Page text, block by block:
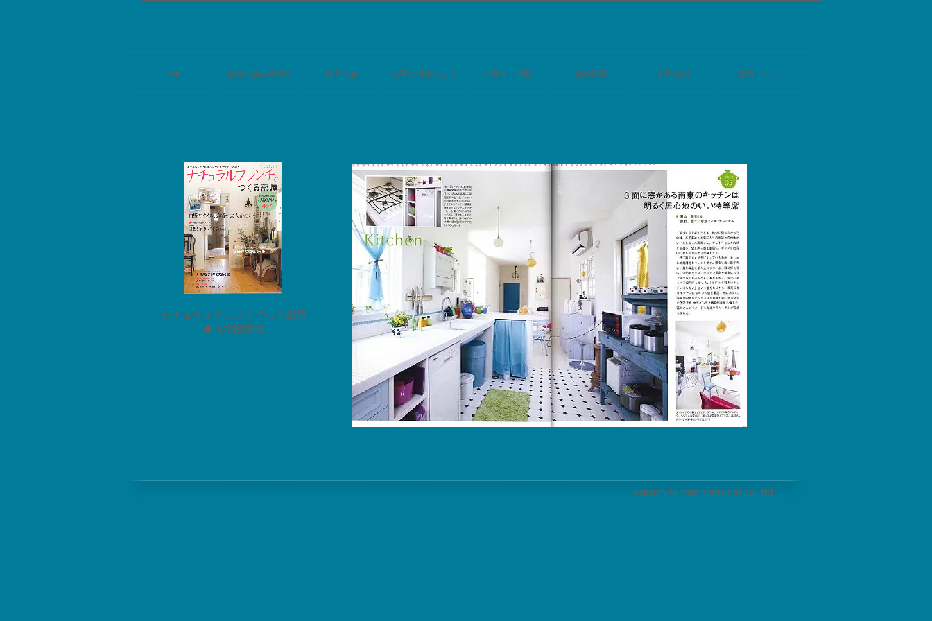
Top 当社の強み(特徴) 施工作品 大事な構造のこと お客さま掲載 会社概要 お問合せ 建築ブログ
ナチュラルフレンチでつる部屋
◆Ｎ様邸掲載
Kurashiki International co.,ltd